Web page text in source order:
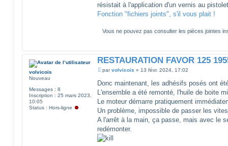
résistait à l'application d'un vernis au
Fonction "fichiers joints", s'il vous plait !
Vous ne pouvez pas consulter les pièces jointes
volvicois
Nouveau
Messages : 8
Inscription : 25 mars 2023,
10:05
Status : Hors-ligne
RESTAURATION FAVOR 125
M
s
a
g
parvolvicois » 13 févr. 2024, 17:02
Donc maintenant, les adhésifs posés ont
L'ensemble a été remonté, l'huile de boite
Le moteur démarre pratiquement
Un problème, impossible de passer les
A l'arrêt à la main, ça passe, mais avec le
redémonter.